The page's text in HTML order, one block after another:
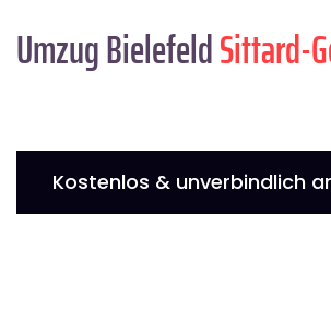
Umzug BielefeldSittard-
Kostenlos & unverbindlich